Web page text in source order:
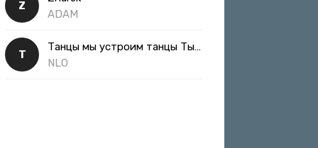
Z
ADAM
Т
Танцы мы устроим танцы Ты такая классная
NLO